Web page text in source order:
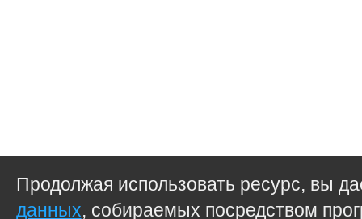
Продолжая использовать ресурс, вы
данных, собираемых посредством